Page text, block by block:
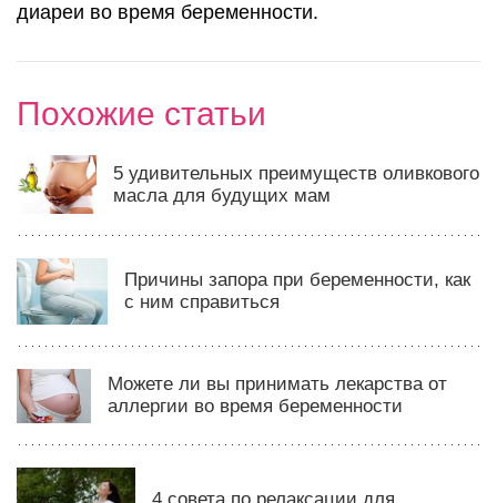
диареи во время беременности.
Похожие статьи
5 удивительных преимуществ оливкового
масла для будущих мам
Причины запора при беременности, как
с ним справиться
Можете ли вы принимать лекарства от
аллергии во время беременности